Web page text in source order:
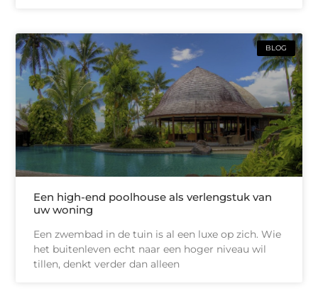
BLOG
Een high-end poolhouse als verlengstuk van
uw woning
Een zwembad in de tuin is al een luxe op zich. Wie
het buitenleven echt naar een hoger niveau wil
tillen, denkt verder dan alleen